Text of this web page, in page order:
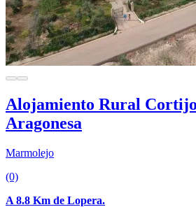
Alojamiento Rural
Aragonesa
Marmolejo
(0)
A 8.8 Km de Lopera.